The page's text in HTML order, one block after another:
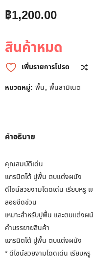
฿1,200.00
สินค้าหมด
เพิ่มรายการโปรด
หมวดหมู่: พื้น, พื้นลามิเนต
คำอธิบาย
คุณสมบัติเด่น
แกรนิตโต้ ปูพื้น ตบแต่งผนัง
ดีไซน์สวยงามโดดเด่น เรียบหรู
ลอยขีดข่วน
เหมาะสำหรับปูพื้น และตบแต่งผ
คำบรรยายสินค้า
แกรนิตโต้ ปูพื้น ตบแต่งผนัง
* ดีไซน์สวยงามโดดเด่น เรียบห